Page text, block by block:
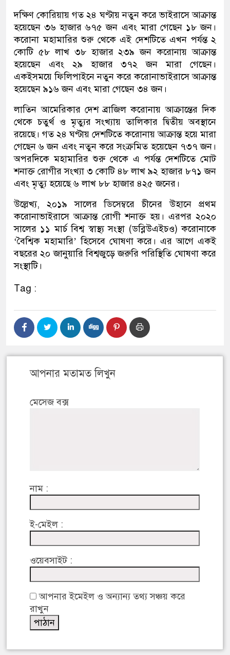
দক্ষিণ কোরিয়ায় গত ২৪ ঘণ্টায় নতুন করে ভাইরাসে আক্রান্ত
হয়েছেন ৩৬ হাজার ৬৭৫ জন এবং মারা গেছেন ১৮ জন।
করোনা মহামারির শুরু থেকে এই দেশটিতে এখন পর্যন্ত ২
কোটি ৫৮ লাখ ৩৮ হাজার ২৩৯ জন করোনায় আক্রান্ত
হয়েছেন এবং ২৯ হাজার ৩৭২ জন মারা গেছেন।
একইসময়ে ফিলিপাইনে নতুন করে করোনাভাইরাসে আক্রান্ত
হয়েছেন ৯১৬ জন এবং মারা গেছেন ৩৪ জন।
লাতিন আমেরিকার দেশ ব্রাজিল করোনায় আক্রান্তের দিক
থেকে চতুর্থ ও মৃত্যুর সংখ্যায় তালিকার দ্বিতীয় অবস্থানে
রয়েছে। গত ২৪ ঘণ্টায় দেশটিতে করোনায় আক্রান্ত হয়ে মারা
গেছেন ৬ জন এবং নতুন করে সংক্রমিত হয়েছেন ৭৩৭ জন।
অপরদিকে মহামারির শুরু থেকে এ পর্যন্ত দেশটিতে মোট
শনাক্ত রোগীর সংখ্যা ৩ কোটি ৪৮ লাখ ৯২ হাজার ৮৭১ জন
এবং মৃত্যু হয়েছে ৬ লাখ ৮৮ হাজার ৪২৫ জনের।
উল্লেখ্য, ২০১৯ সালের ডিসেম্বরে চীনের উহানে প্রথম
করোনাভাইরাসে আক্রান্ত রোগী শনাক্ত হয়। এরপর ২০২০
সালের ১১ মার্চ বিশ্ব স্বাস্থ্য সংস্থা (ডব্লিউএইচও) করোনাকে
‘বৈশ্বিক মহামারি’ হিসেবে ঘোষণা করে। এর আগে একই
বছরের ২০ জানুয়ারি বিশ্বজুড়ে জরুরি পরিস্থিতি ঘোষণা করে
সংস্থাটি।
Tag :
আপনার মতামত লিখুন
মেসেজ বক্স
নাম :
ই-মেইল :
ওয়েবসাইট :
আপনার ইমেইল ও অন্যান্য তথ্য সঞ্চয় করে
রাখুন